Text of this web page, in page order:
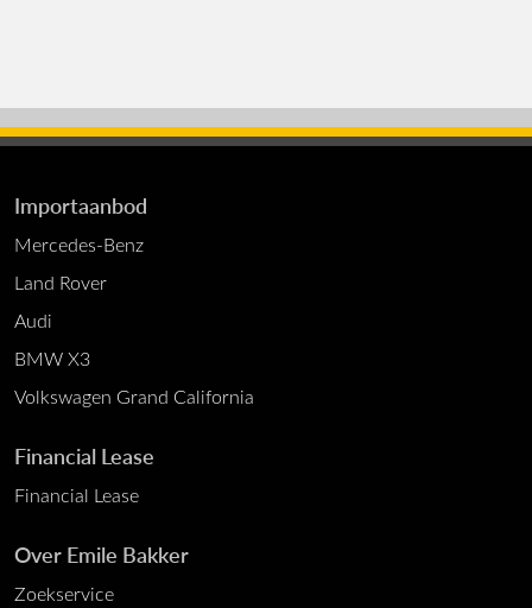
Importaanbod
Mercedes-Benz
Land Rover
Audi
BMW X3
Volkswagen Grand California
Financial Lease
Financial Lease
Over Emile Bakker
Zoekservice